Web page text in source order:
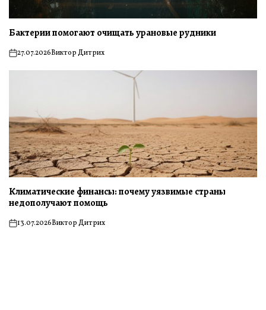
Бактерии помогают очищать урановые рудники
on27.07.2026Виктор Дитрих
Климатические финансы: почему уязвимые страны
недополучают помощь
on13.07.2026Виктор Дитрих